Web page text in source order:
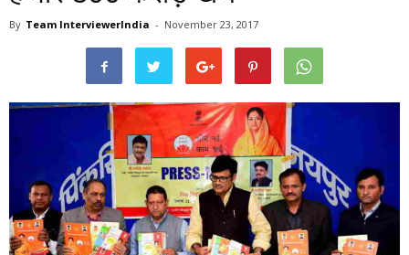
By Team InterviewerIndia - November 23, 2017